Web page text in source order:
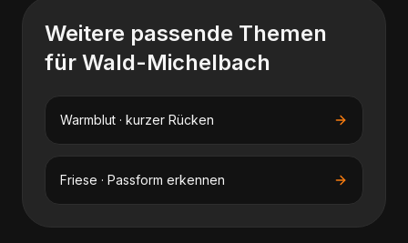
Weitere passende Themen
für Wald-Michelbach
Warmblut · kurzer Rücken
Friese · Passform erkennen